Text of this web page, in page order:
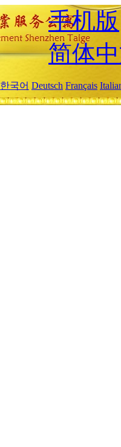
手机版
简体
한국어 Deutsch Français